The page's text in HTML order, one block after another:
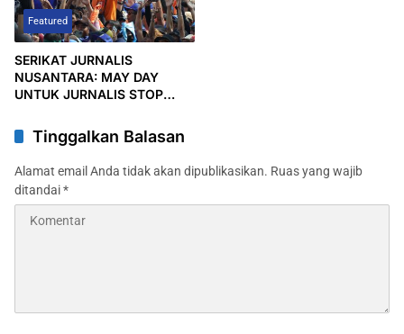
Featured
SERIKAT JURNALIS
NUSANTARA: MAY DAY
UNTUK JURNALIS STOP
Tinggalkan Balasan
Alamat email Anda tidak akan dipublikasikan. Ruas yang wajib
ditandai*